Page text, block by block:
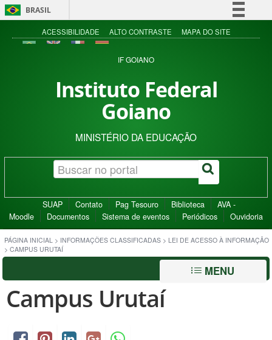
BRASIL
Simplifique!
Acesso à informação
ACESSIBILIDADE ALTO CONTRASTE MAPA DO SITE
IF GOIANO
Instituto Federal
Goiano
MINISTÉRIO DA EDUCAÇÃO
SUAP Contato Pag Tesouro Biblioteca
AVA -
Moodle
Documentos Sistema de eventos Periódicos Ouvidoria
PÁGINA INICIAL > INFORMAÇÕES CLASSIFICADAS > LEI DE ACESSO À INFORMAÇÃO
> CAMPUS URUTAÍ
MENU
Campus Urutaí